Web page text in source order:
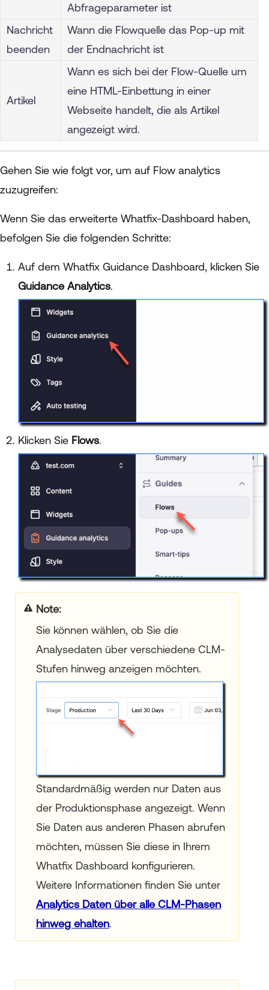
Abfrageparameter ist
Nachricht
beenden
Wann die Flowquelle das Pop-up mit
der Endnachricht ist
Artikel
Wann es sich bei der Flow-Quelle um
eine HTML-Einbettung in einer
Webseite handelt, die als Artikel
angezeigt wird.
Gehen Sie wie folgt vor, um auf Flow analytics
zuzugreifen:
Wenn Sie das erweiterte Whatfix-Dashboard haben,
befolgen Sie die folgenden Schritte:
Auf dem Whatfix Guidance Dashboard, klicken Sie
Guidance Analytics.
Klicken Sie Flows.
Note:
Sie können wählen, ob Sie die
Analysedaten über verschiedene CLM-
Stufen hinweg anzeigen möchten.
Standardmäßig werden nur Daten aus
der Produktionsphase angezeigt. Wenn
Sie Daten aus anderen Phasen abrufen
möchten, müssen Sie diese in Ihrem
Whatfix Dashboard konfigurieren.
Weitere Informationen finden Sie unter
Analytics Daten über alle CLM-Phasen
hinweg ehalten.